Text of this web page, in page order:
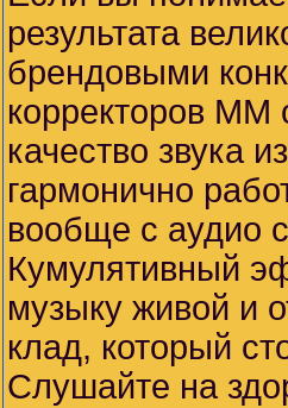
результата
брендовыми
корректоров ММ
качество звука
гармонично
вообще с аудио
Кумулятивный
музыку живой и
клад, который
Слушайте на